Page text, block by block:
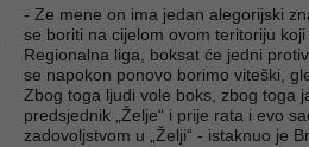
- Ze mene on ima jedan alegorijski
se boriti na cijelom ovom teritoriju
Regionalna liga, boksat će jedni
se napokon ponovo borimo viteški,
Zbog toga ljudi vole boks, zbog toga
predsjednik „Želje“ i prije rata i evo
zadovoljstvom u „Želji“ - istaknuo je